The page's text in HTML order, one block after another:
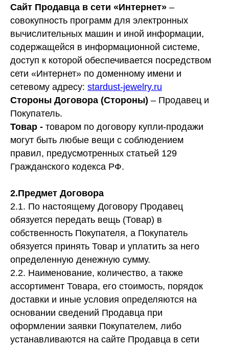
Сайт Продавца в сети «Интернет» –
совокупность программ для электронных
вычислительных машин и иной информации,
содержащейся в информационной системе,
доступ к которой обеспечивается посредством
сети «Интернет» по доменному имени и
сетевому адресу: stardust-jewelry.ru
Стороны Договора (Стороны) – Продавец и
Покупатель.
Товар - товаром по договору купли-продажи
могут быть любые вещи с соблюдением
правил, предусмотренных статьей 129
Гражданского кодекса РФ.
2.Предмет Договора
2.1. По настоящему Договору Продавец
обязуется передать вещь (Товар) в
собственность Покупателя, а Покупатель
обязуется принять Товар и уплатить за него
определенную денежную сумму.
2.2. Наименование, количество, а также
ассортимент Товара, его стоимость, порядок
доставки и иные условия определяются на
основании сведений Продавца при
оформлении заявки Покупателем, либо
устанавливаются на сайте Продавца в сети